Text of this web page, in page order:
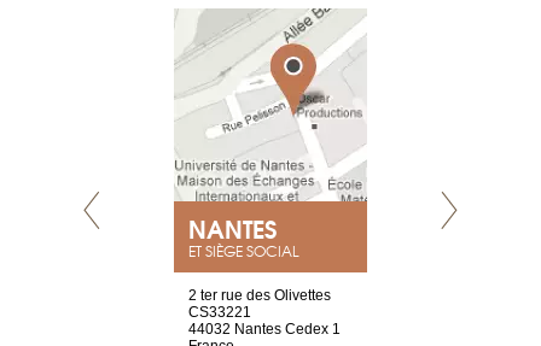
NANTES
ET SIÈGE SOCIAL
2 ter rue des Olivettes
CS33221
44032 Nantes Cedex 1